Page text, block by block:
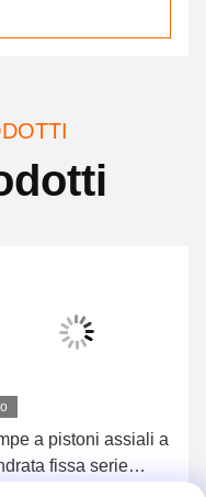
a pistoni assiali a
fissa serie